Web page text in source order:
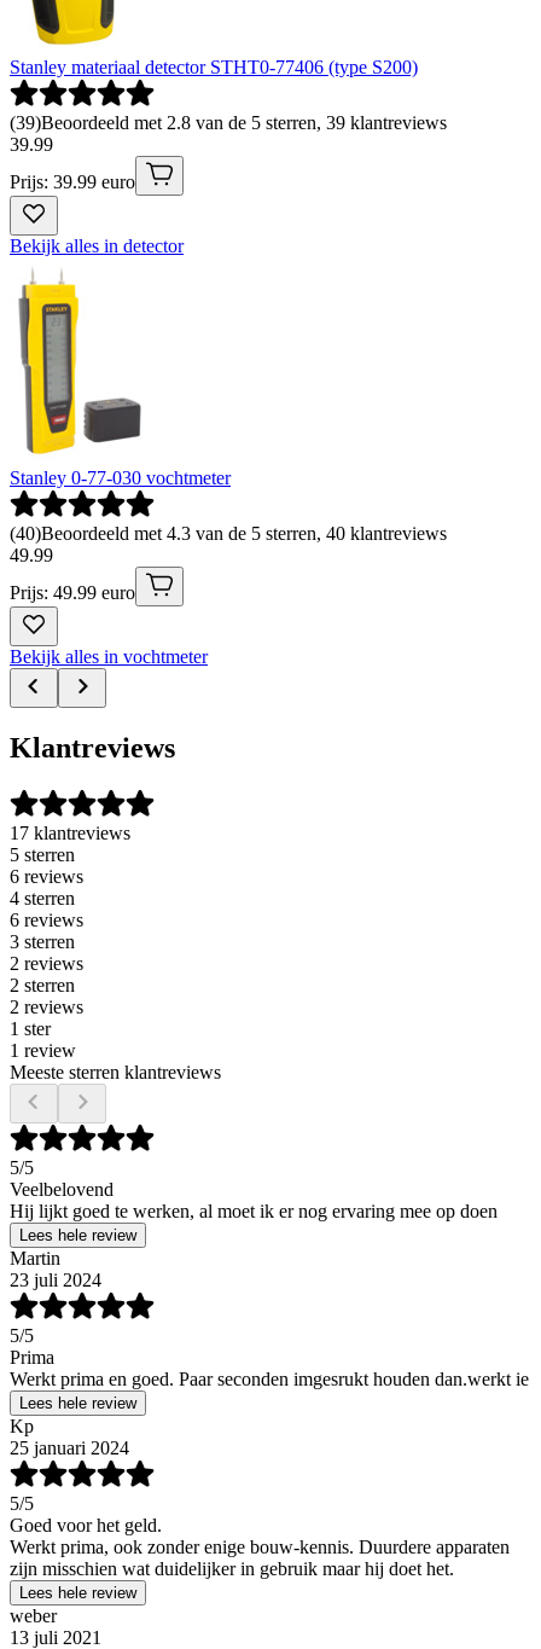
Stanley materiaal detector STHT0-77406 (type S200)
(39)Beoordeeld met 2.8 van de 5 sterren, 39 klantreviews
39.99
Prijs: 39.99 euro
Bekijk alles in detector
Stanley 0-77-030 vochtmeter
(40)Beoordeeld met 4.3 van de 5 sterren, 40 klantreviews
49.99
Prijs: 49.99 euro
Bekijk alles in vochtmeter
Klantreviews
17 klantreviews
5 sterren
6 reviews
4 sterren
6 reviews
3 sterren
2 reviews
2 sterren
2 reviews
1 ster
1 review
Meeste sterren klantreviews
5/5
Veelbelovend
Hij lijkt goed te werken, al moet ik er nog ervaring mee op doen
Lees hele review
Martin
23 juli 2024
5/5
Prima
Werkt prima en goed. Paar seconden imgesrukt houden dan.werkt ie
Lees hele review
Kp
25 januari 2024
5/5
Goed voor het geld.
Werkt prima, ook zonder enige bouw-kennis. Duurdere apparaten
zijn misschien wat duidelijker in gebruik maar hij doet het.
Lees hele review
weber
13 juli 2021